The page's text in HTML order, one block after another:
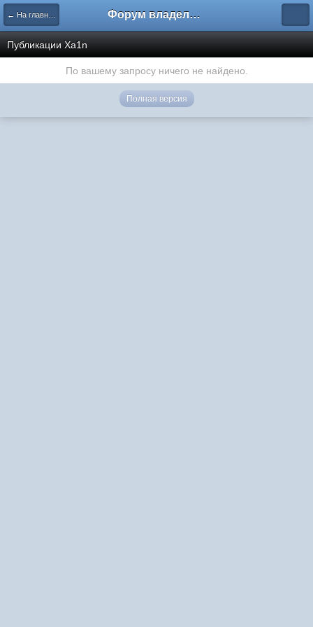
← На главную Форум владельцев интернет-магазинов
Публикации Xa1n
По вашему запросу ничего не найдено.
Полная версия